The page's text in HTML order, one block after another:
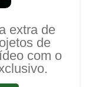
extra de
de
com o